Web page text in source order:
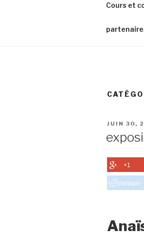
Cours et
PUBLIÉ
JUIN 30,
+1
partager